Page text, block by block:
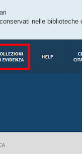
conservati nelle biblioteche